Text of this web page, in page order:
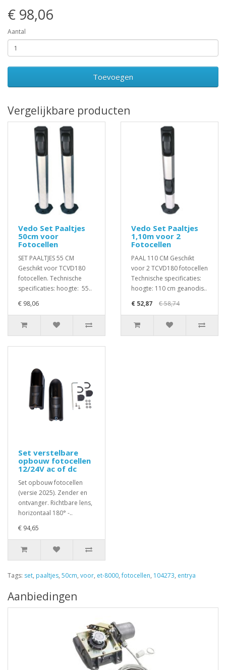
€ 98,06
Aantal
Toevoegen
Vergelijkbare producten
Vedo Set Paaltjes
50cm voor
Fotocellen
SET PAALTJES 55 CM
Geschikt voor TCVD180
fotocellen. Technische
specificaties: hoogte: 55..
€ 98,06
Vedo Set Paaltjes
1,10m voor 2
Fotocellen
PAAL 110 CM Geschikt
voor 2 TCVD180 fotocellen
Technische specificaties:
hoogte: 110 cm geanodis..
€ 52,87
€ 58,74
Set verstelbare
opbouw fotocellen
12/24V ac of dc
Set opbouw fotocellen
(versie 2025). Zender en
ontvanger. Richtbare lens,
horizontaal 180° -..
€ 94,65
Tags: set, paaltjes, 50cm, voor, et-8000,fotocellen, 104273, entrya
Aanbiedingen